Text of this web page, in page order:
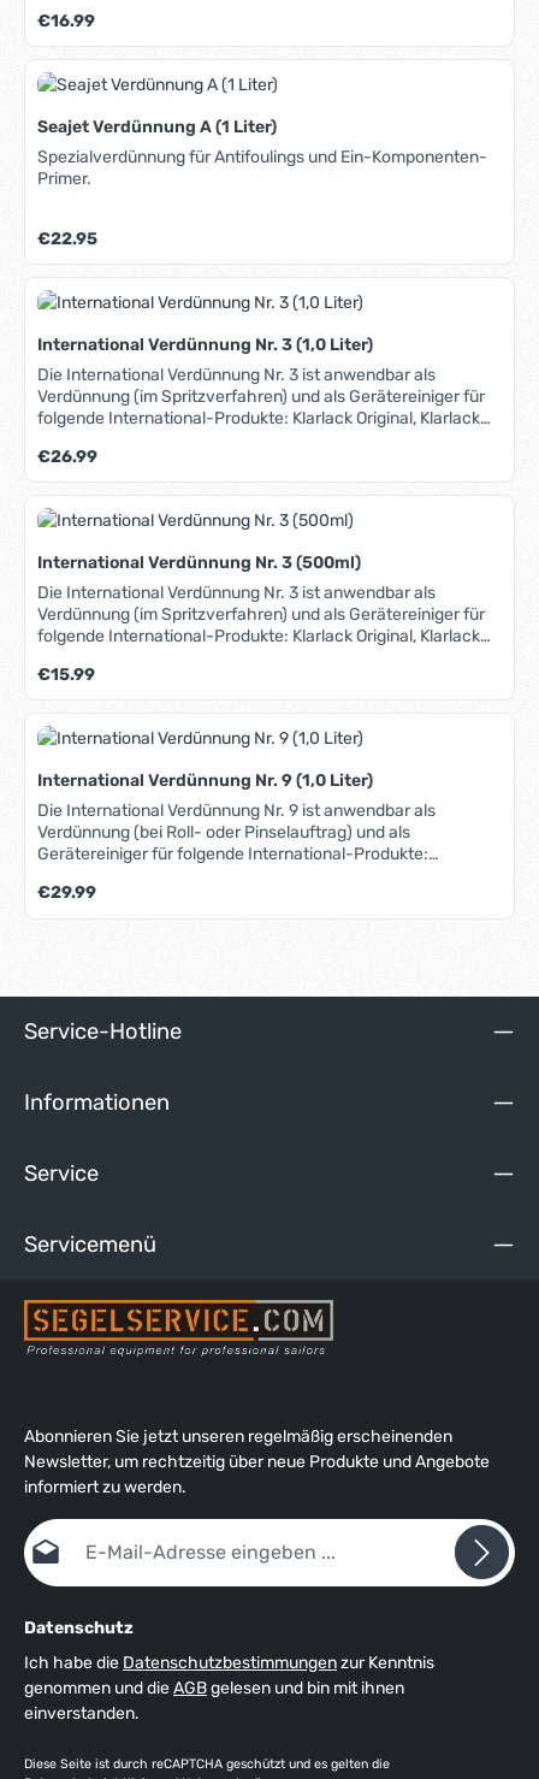
Bei professioneller Anwendung auch für Spritzverfahren
geeignet. Das Datenblatt mit weiterführenden Infos finden
Sie unter dem Reiter "Media".
Regulärer Preis:
€16.99
Seajet Verdünnung A (1 Liter)
Spezialverdünnung für Antifoulings und Ein-Komponenten-
Primer.
Regulärer Preis:
€22.95
International Verdünnung Nr. 3 (1,0 Liter)
Die International Verdünnung Nr. 3 ist anwendbar als
Verdünnung (im Spritzverfahren) und als Gerätereiniger für
folgende International-Produkte: Klarlack Original, Klarlack
Komponenten-Lacken bei Lackierungen mit Roll- oder
Pinselauftrag verwenden Sie bitte die Verdünnung Nr. 1.
Regulärer Preis:
€26.99
International Verdünnung Nr. 3 (500ml)
Die International Verdünnung Nr. 3 ist anwendbar als
Verdünnung (im Spritzverfahren) und als Gerätereiniger für
folgende International-Produkte: Klarlack Original, Klarlack
Komponenten-Lacken bei Lackierungen mit Roll- oder
Pinselauftrag verwenden Sie bitte die Verdünnung Nr. 1.
Regulärer Preis:
€15.99
International Verdünnung Nr. 9 (1,0 Liter)
Die International Verdünnung Nr. 9 ist anwendbar als
Verdünnung (bei Roll- oder Pinselauftrag) und als
Gerätereiniger für folgende International-Produkte:
Verdünnung von Perfection bei Lackierungen im
Spritzverfahren verwenden Sie bitte die Verdünnung Nr. 910.
Regulärer Preis:
€29.99
Service-Hotline
Informationen
Service
Servicemenü
Abonnieren Sie jetzt unseren regelmäßig erscheinenden
Newsletter, um rechtzeitig über neue Produkte und Angebote
informiert zu werden.
E-Mail-Adresse*
Datenschutz
Ich habe die Datenschutzbestimmungenzur Kenntnis
genommen und dieAGBgelesen und bin mit ihnen
einverstanden.
Diese Seite ist durch reCAPTCHA geschützt und es gelten die